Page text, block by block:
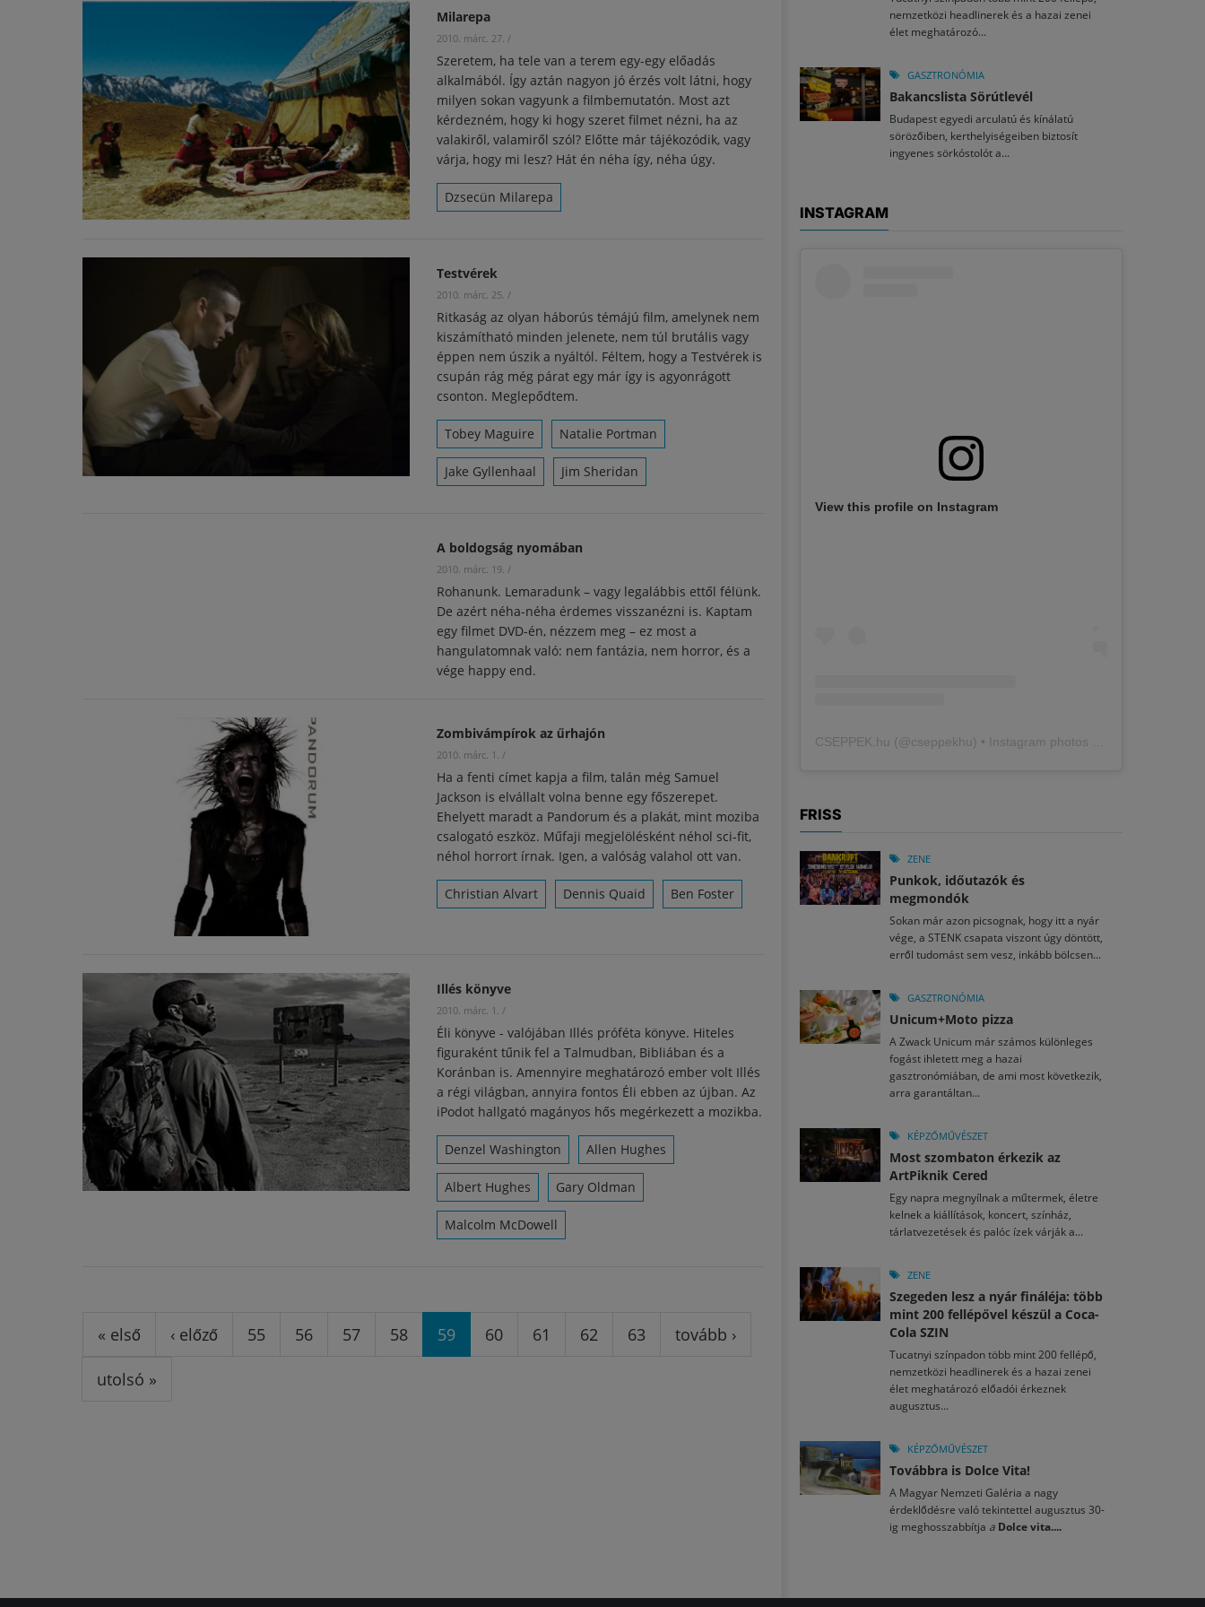
Milarepa
2010. márc. 27. /
Szeretem, ha tele van a terem egy-egy előadás
alkalmából. Így aztán nagyon jó érzés volt látni, hogy
milyen sokan vagyunk a filmbemutatón. Most azt
kérdezném, hogy ki hogy szeret filmet nézni, ha az
valakiről, valamiről szól? Előtte már tájékozódik, vagy
várja, hogy mi lesz? Hát én néha így, néha úgy.
Dzsecün Milarepa
Testvérek
2010. márc. 25. /
Ritkaság az olyan háborús témájú film, amelynek nem
kiszámítható minden jelenete, nem túl brutális vagy
éppen nem úszik a nyáltól. Féltem, hogy a Testvérek is
csupán rág még párat egy már így is agyonrágott
csonton. Meglepődtem.
Tobey Maguire Natalie Portman
Jake Gyllenhaal Jim Sheridan
A boldogság nyomában
2010. márc. 19. /
Rohanunk. Lemaradunk – vagy legalábbis ettől félünk.
De azért néha-néha érdemes visszanézni is. Kaptam
egy filmet DVD-én, nézzem meg – ez most a
hangulatomnak való: nem fantázia, nem horror, és a
vége happy end.
Zombivámpírok az űrhajón
2010. márc. 1. /
Ha a fenti címet kapja a film, talán még Samuel
Jackson is elvállalt volna benne egy főszerepet.
Ehelyett maradt a Pandorum és a plakát, mint moziba
csalogató eszköz. Műfaji megjelölésként néhol sci-fit,
néhol horrort írnak. Igen, a valóság valahol ott van.
Christian Alvart Dennis Quaid Ben Foster
Illés könyve
2010. márc. 1. /
Éli könyve - valójában Illés próféta könyve. Hiteles
figuraként tűnik fel a Talmudban, Bibliában és a
Koránban is. Amennyire meghatározó ember volt Illés
a régi világban, annyira fontos Éli ebben az újban. Az
iPodot hallgató magányos hős megérkezett a mozikba.
Denzel Washington Allen Hughes
Albert Hughes Gary Oldman
Malcolm McDowell
« első ‹ előző 55 56 57 58 59 60 61 62 63 tovább ›
utolsó »
nemzetközi headlinerek és a hazai zenei
élet meghatározó...
GASZTRONÓMIA
Bakancslista Sörútlevél
Budapest egyedi arculatú és kínálatú
sörözőiben, kerthelyiségeiben biztosít
ingyenes sörkóstolót a...
INSTAGRAM
View this profile on Instagram
CSEPPEK.hu (@cseppekhu ) • Instagram photos and videos
FRISS
ZENE
Punkok, időutazók és
megmondók
Sokan már azon picsognak, hogy itt a nyár
vége, a STENK csapata viszont úgy döntött,
erről tudomást sem vesz, inkább bölcsen...
GASZTRONÓMIA
Unicum+Moto pizza
A Zwack Unicum már számos különleges
fogást ihletett meg a hazai
gasztronómiában, de ami most következik,
arra garantáltan...
KÉPZŐMŰVÉSZET
Most szombaton érkezik az
ArtPiknik Cered
Egy napra megnyílnak a műtermek, életre
kelnek a kiállítások, koncert, színház,
tárlatvezetések és palóc ízek várják a...
ZENE
Szegeden lesz a nyár fináléja: több
mint 200 fellépővel készül a Coca-
Cola SZIN
Tucatnyi színpadon több mint 200 fellépő,
nemzetközi headlinerek és a hazai zenei
élet meghatározó előadói érkeznek
augusztus...
KÉPZŐMŰVÉSZET
Továbbra is Dolce Vita!
A Magyar Nemzeti Galéria a nagy
érdeklődésre való tekintettel augusztus 30-
ig meghosszabbítja a Dolce vita....